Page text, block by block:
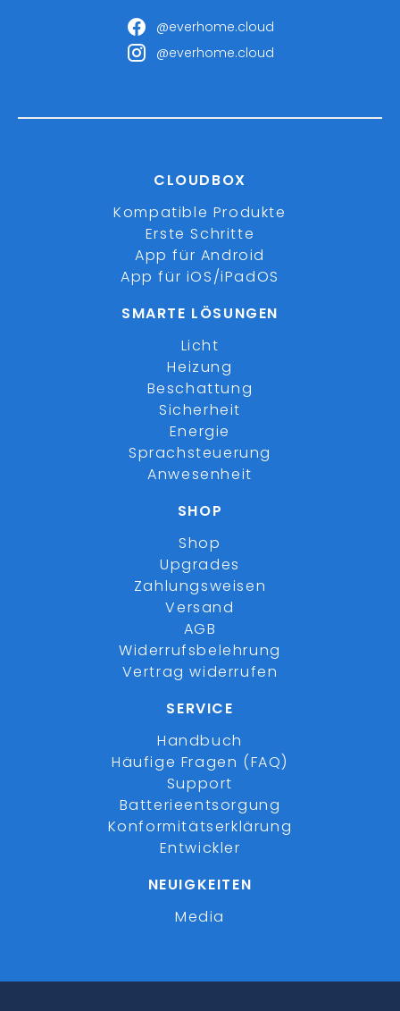
@everhome.cloud
@everhome.cloud
CLOUDBOX
Kompatible Produkte
Erste Schritte
App für Android
App für iOS/iPadOS
SMARTE LÖSUNGEN
Licht
Heizung
Beschattung
Sicherheit
Energie
Sprachsteuerung
Anwesenheit
SHOP
Shop
Upgrades
Zahlungsweisen
Versand
AGB
Widerrufsbelehrung
Vertrag widerrufen
SERVICE
Handbuch
Häufige Fragen (FAQ)
Support
Batterieentsorgung
Konformitätserklärung
Entwickler
NEUIGKEITEN
Media